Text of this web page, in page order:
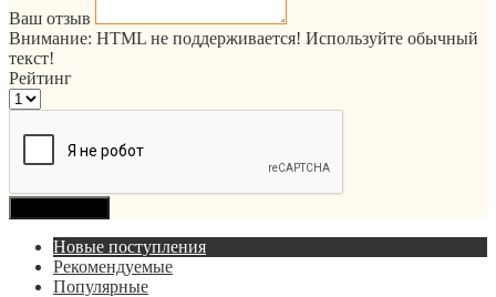
Ваш отзыв
Внимание: HTML не поддерживается! Используйте обычный
текст!
Рейтинг
Новые поступления
Рекомендуемые
Популярные